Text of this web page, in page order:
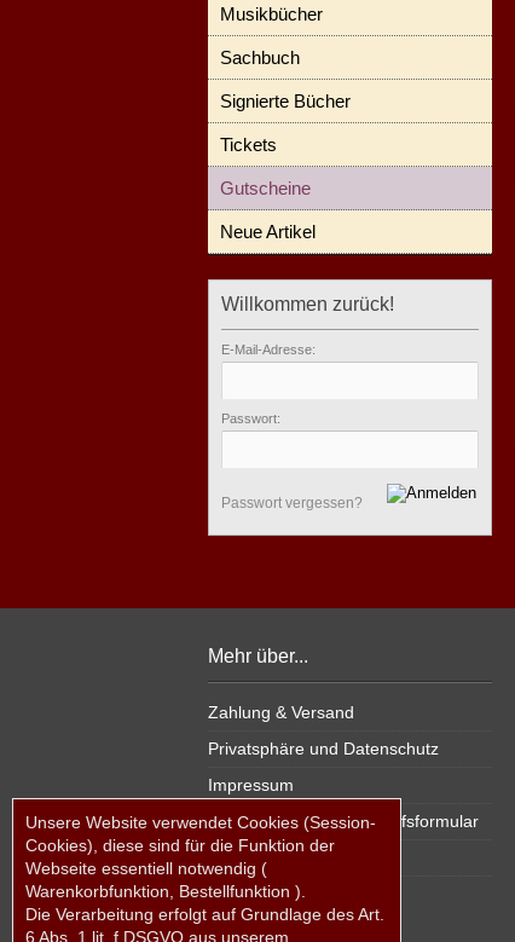
Musikbücher
Sachbuch
Signierte Bücher
Tickets
Gutscheine
Neue Artikel
Willkommen zurück!
E-Mail-Adresse:
Passwort:
Passwort vergessen?
Mehr über...
Zahlung & Versand
Privatsphäre und Datenschutz
Impressum
Widerrufsrecht & Widerrufsformular
Lieferzeit
Unsere Website verwendet Cookies (Session-
Cookies), diese sind für die Funktion der
Webseite essentiell notwendig (
Warenkorbfunktion, Bestellfunktion ).
Die Verarbeitung erfolgt auf Grundlage des Art.
6 Abs. 1 lit. f DSGVO aus unserem